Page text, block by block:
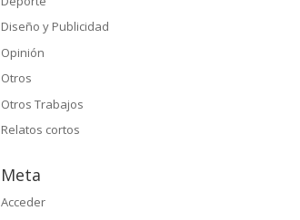
Diseño y Publicidad
Opinión
Otros
Otros Trabajos
Relatos cortos
Meta
Acceder